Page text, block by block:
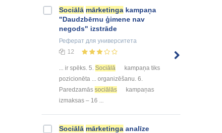
Sociālā mārketinga kampaņa
"Daudzbērnu ģimene nav
negods" izstrāde
Реферат для университета
12
... ir spēks. 5. Sociālā
kampaņa tiks
pozicionēta ... organizēšanu. 6.
Paredzamās sociālās
kampaņas
izmaksas – 16 ...
Sociālā mārketinga analīze